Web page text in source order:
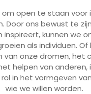
om open te staan voor
Door ons bewust te
kunnen we
als individuen.
van onze dromen, het
helpen van
in het vormgeven
wie we willen worden.